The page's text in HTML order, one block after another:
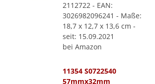
2112722 - EAN:
3026982096241 - Maße:
18,7 x 12,7 x 13,6 cm -
seit: 15.09.2021
bei Amazon
11354 S0722540
57mmx32mm